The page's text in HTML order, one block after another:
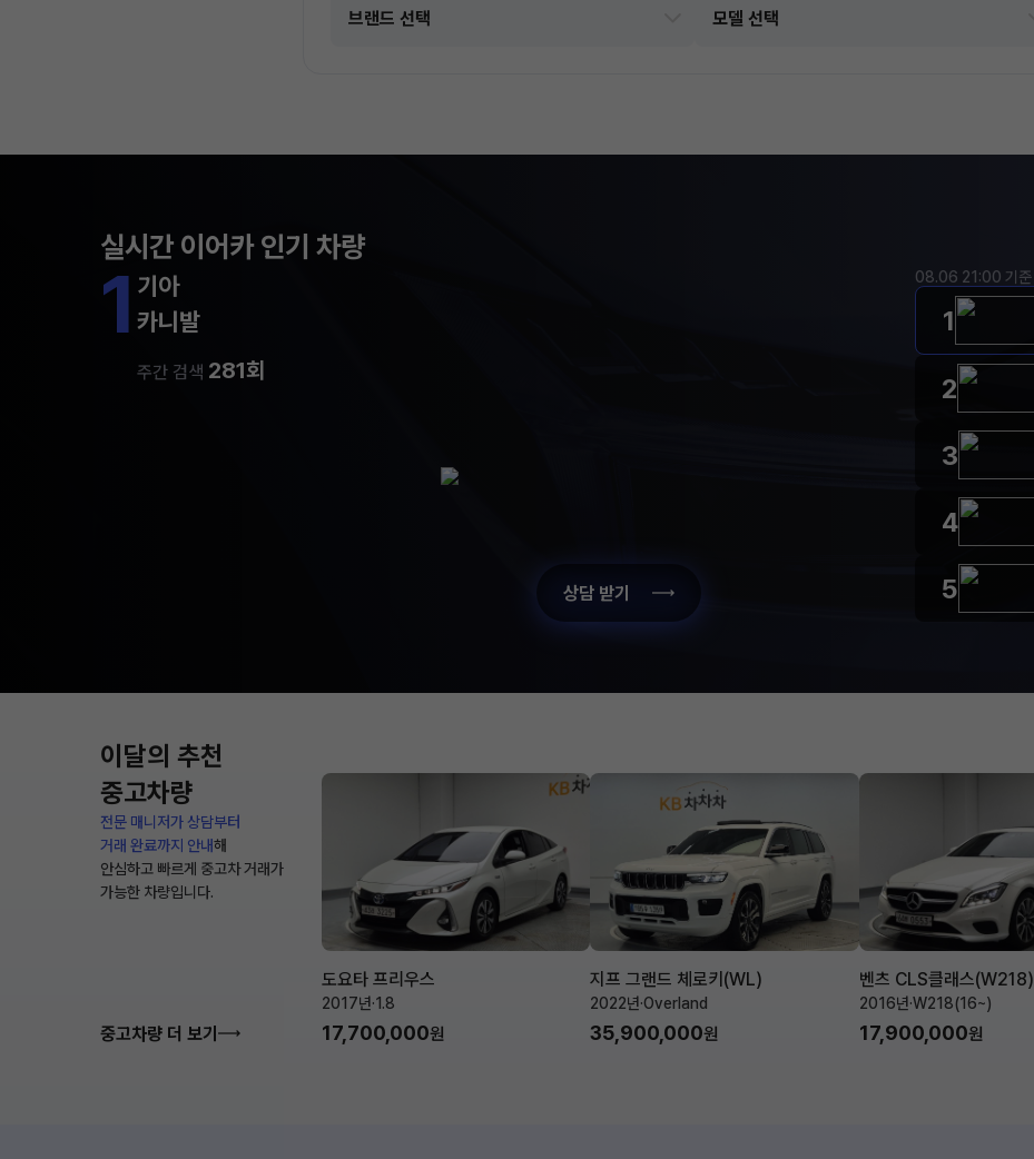
실시간 이어카 인기 차량
1 기아
카니발
주간 검색 281회
상담 받기
08.06 21:00 기준
1
2
3
4
5
이달의 추천
중고차량
전문 매니저가 상담부터
거래 완료까지 안내해
안심하고 빠르게 중고차 거래가
가능한 차량입니다.
중고차량 더 보기
도요타 프리우스
2017년·1.8
17,700,000원
지프 그랜드 체로키(WL)
2022년·Overland
35,900,000원
벤츠 CLS클래스(W218)
2016년·W218(16~)
17,900,000원